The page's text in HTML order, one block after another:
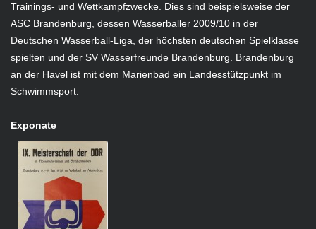
Trainings- und Wettkampfzwecke. Dies sind beispielsweise der
ASC Brandenburg, dessen Wasserballer 2009/10 in der
Deutschen Wasserball-Liga, der höchsten deutschen Spielklasse
spielten und der SV Wasserfreunde Brandenburg. Brandenburg
an der Havel ist mit dem Marienbad ein Landesstützpunkt im
Schwimmsport.
Exponate